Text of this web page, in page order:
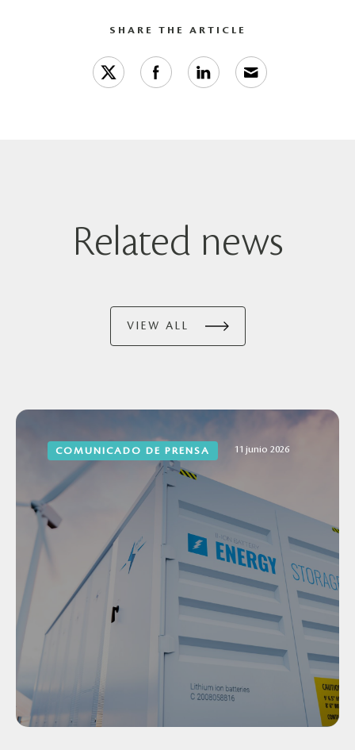
SHARE THE ARTICLE
Related news
VIEW ALL
COMUNICADO DE PRENSA 11 junio 2026